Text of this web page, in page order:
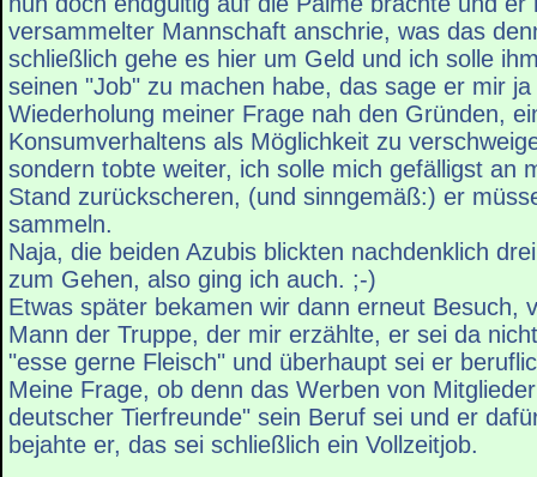
versammelter Mannschaft anschrie, was das
schließlich gehe es hier um Geld und ich solle
seinen "Job" zu machen habe, das sage er mir
Wiederholung meiner Frage nah den Gründen,
Konsumverhaltens als Möglichkeit zu
sondern tobte weiter, ich solle mich gefälligst an
Stand zurückscheren, (und sinngemäß:) er
sammeln.
Naja, die beiden Azubis blickten nachdenklich
zum Gehen, also ging ich auch. ;-)
Etwas später bekamen wir dann erneut Besuch,
Mann der Truppe, der mir erzählte, er sei da
"esse gerne Fleisch" und überhaupt sei er
Meine Frage, ob denn das Werben von
deutscher Tierfreunde" sein Beruf sei und er
bejahte er, das sei schließlich ein Vollzeitjob.